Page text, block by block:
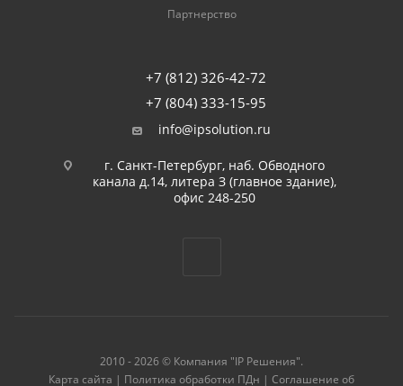
Партнерство
+7 (812) 326-42-72
+7 (804) 333-15-95
info@ipsolution.ru
г. Санкт-Петербург, наб. Обводного
канала д.14, литера З (главное здание),
офис 248-250
2010 - 2026 © Компания "IP Решения".
Карта сайта | Политика обработки ПДн | Соглашение об